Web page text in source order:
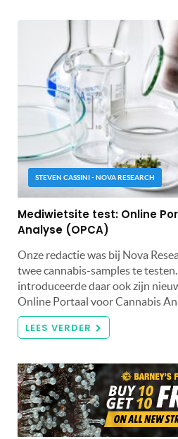
STEVEN CASSINI - NOVA RESEARCH
Mediwietsite test: Online
Analyse (OPCA)
Onze redactie was bij Nova
twee cannabis-samples te
introduceerde daar ook zijn
Online Portaal voor Cannabis
LEES VERDER